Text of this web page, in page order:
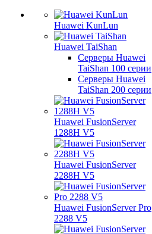
Huawei KunLun
Huawei TaiShan
Серверы Huawei
TaiShan 100 серии
Серверы Huawei
TaiShan 200 серии
Huawei FusionServer
1288H V5
Huawei FusionServer
2288H V5
Huawei FusionServer Pro
2288 V5